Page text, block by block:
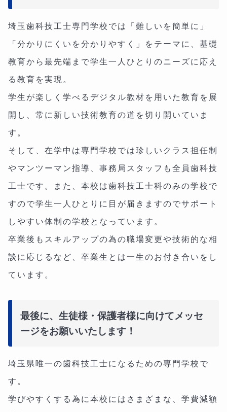
埼玉歯科技工士専門学校では「難しいを簡単に」
「分かりにくいを分かりやすく」をテーマに、基礎
教育から最先端まで学生一人ひとりのニーズに応え
る教育を実現。
学生が楽しく学べるデジタル教材を用いた教育を展
開し、常に新しい技術教育の道を切り開いていま
す。
そして、在学中は専門学校では珍しいクラス担任制
やマンツーマン指導、事務局スタッフも全員歯科技
工士です。また、本校は歯科技工士科のみの学校で
すので学生一人ひとりに目が届きますのでサポート
しやすい体制の学校となっています。
卒業後もスキルアップの為の職場変更や技術的な相
談に応じるなど、卒業生とは一生のお付き合いをし
ています。
最後に、生徒様・保護者様に向けてメッセ
ージをお願いいたします！
埼玉県唯一の歯科技工士になるための専門学校で
す。
学びやすくする為に本校にはさまざまな、学費減額